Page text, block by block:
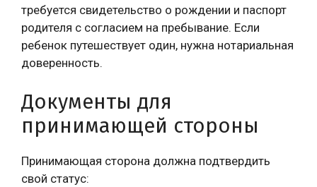
требуется свидетельство о рождении и паспорт
родителя с согласием на пребывание. Если
ребенок путешествует один, нужна нотариальная
доверенность.
Документы для
принимающей стороны
Принимающая сторона должна подтвердить
свой статус: